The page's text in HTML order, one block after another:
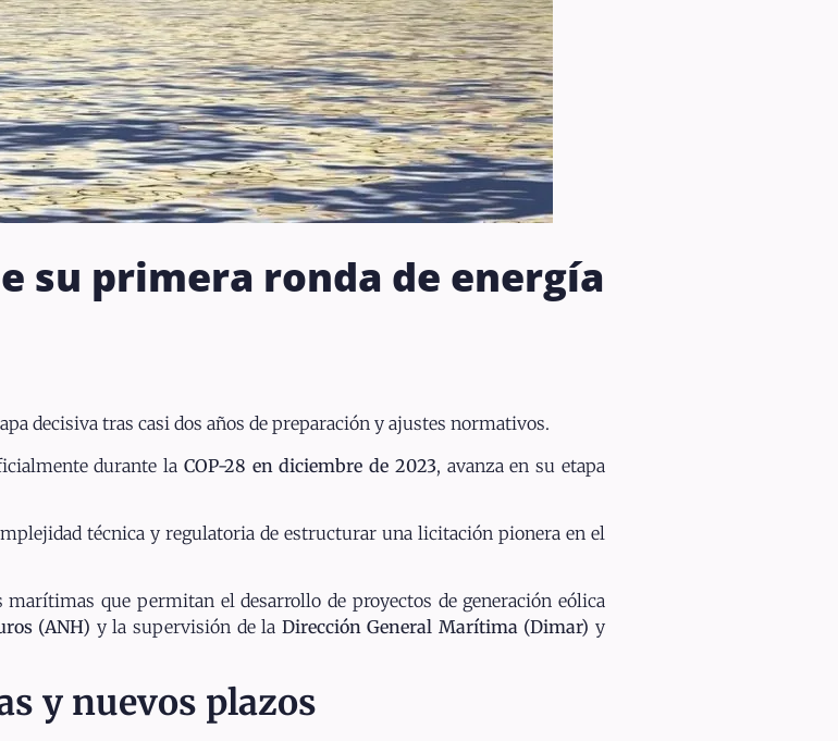
su primera ronda de energía
decisiva tras casi dos años de preparación y ajustes normativos.
durante la COP-28 en diciembre de 2023, avanza en su etapa
técnica y regulatoria de estructurar una licitación pionera en el
marítimas que permitan el desarrollo de proyectos de generación eólica
(ANH) y la supervisión de la Dirección General Marítima (Dimar) y
y nuevos plazos